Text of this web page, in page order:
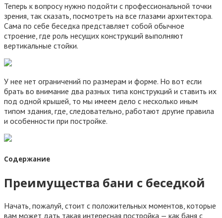
Теперь к вопросу нужно подойти с профессиональной точки
зрения, так сказать, посмотреть на все глазами архитектора.
Сама по себе беседка представляет собой обычное
строение, где роль несущих конструкций выполняют
вертикальные стойки.
У нее нет ограничений по размерам и форме. Но вот если
брать во внимание два разных типа конструкций и ставить их
под одной крышей, то мы имеем дело с несколько иным
типом здания, где, следовательно, работают другие правила
и особенности при постройке.
Содержание
Преимущества бани с беседкой
Начать, пожалуй, стоит с положительных моментов, которые
вам может дать такая интересная постройка — как баня с